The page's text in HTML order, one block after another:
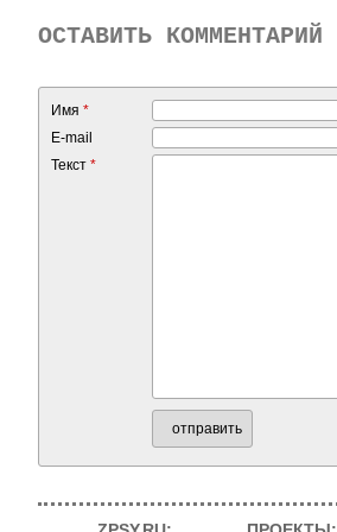
ОСТАВИТЬ КОММЕНТАРИЙ
Имя *
E-mail
Текст *
отправить